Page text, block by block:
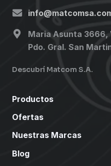
Maria Asunta 3666,
Pdo. Gral. San
Descubrí Matcom S.A.
Productos
Ofertas
Nuestras Marcas
Blog